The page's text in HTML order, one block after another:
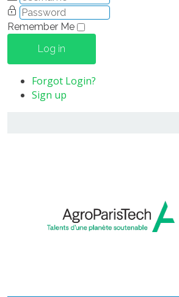
Remember Me
Log in
Forgot Login?
Sign up